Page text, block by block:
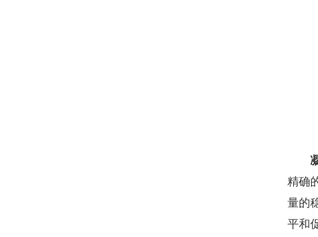
精确
量的
平和